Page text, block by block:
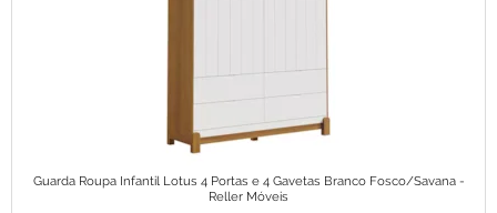
Guarda Roupa Infantil Lotus 4 Portas e 4 Gavetas Branco Fosco/Savana -
Reller Móveis